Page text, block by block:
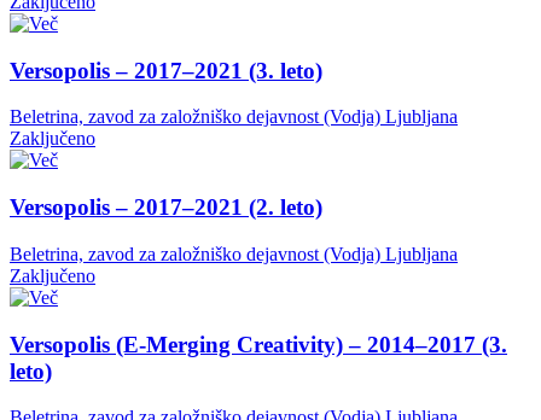
Versopolis – 2017–2021 (3. leto)
Beletrina, zavod za založniško dejavnost (Vodja) Ljubljana
Zaključeno
Versopolis – 2017–2021 (2. leto)
Beletrina, zavod za založniško dejavnost (Vodja) Ljubljana
Zaključeno
Versopolis (E-Merging Creativity) – 2014–2017 (3.
leto)